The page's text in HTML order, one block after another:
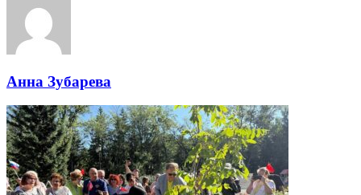
Анна Зубарева